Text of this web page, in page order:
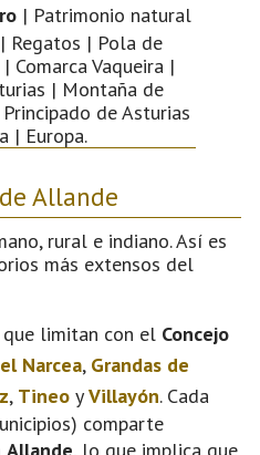
| Patrimonio natural
Regatos | Pola de
Vaqueira |
| Montaña de
de Asturias
| Europa.
Allande
rural e indiano. Así es
más extensos del
que limitan con el Concejo
Narcea, Grandas de
, Tineo yVillayón. Cada
comparte
Allande, lo que implica que